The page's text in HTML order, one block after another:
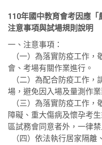
110年國中教育會考因應
注意事項與試場規則說明
一、注意事項：
（一）為落實防疫工作，
會、考場有關作業進行。
（二）為配合防疫工作，
場，避免因入場及量測作
（三）為落實防疫工作，
障礙、重大傷病及懷孕考
區試務會同意者外，一律
（四）依法執行居家隔離